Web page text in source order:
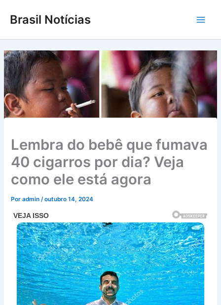
para
conteúdo
Brasil Notícias
Lembra do bebê que fumava
40 cigarros por dia? Veja
como ele está agora
Poradmin/outubro 14, 2024